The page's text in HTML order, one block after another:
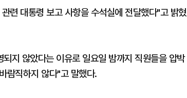
련 대통령 보고 사항을 수석실에 전달했다"고 밝혔
지 않았다는 이유로 일요일 밤까지 직원들을 압박
람직하지 않다"고 말했다.